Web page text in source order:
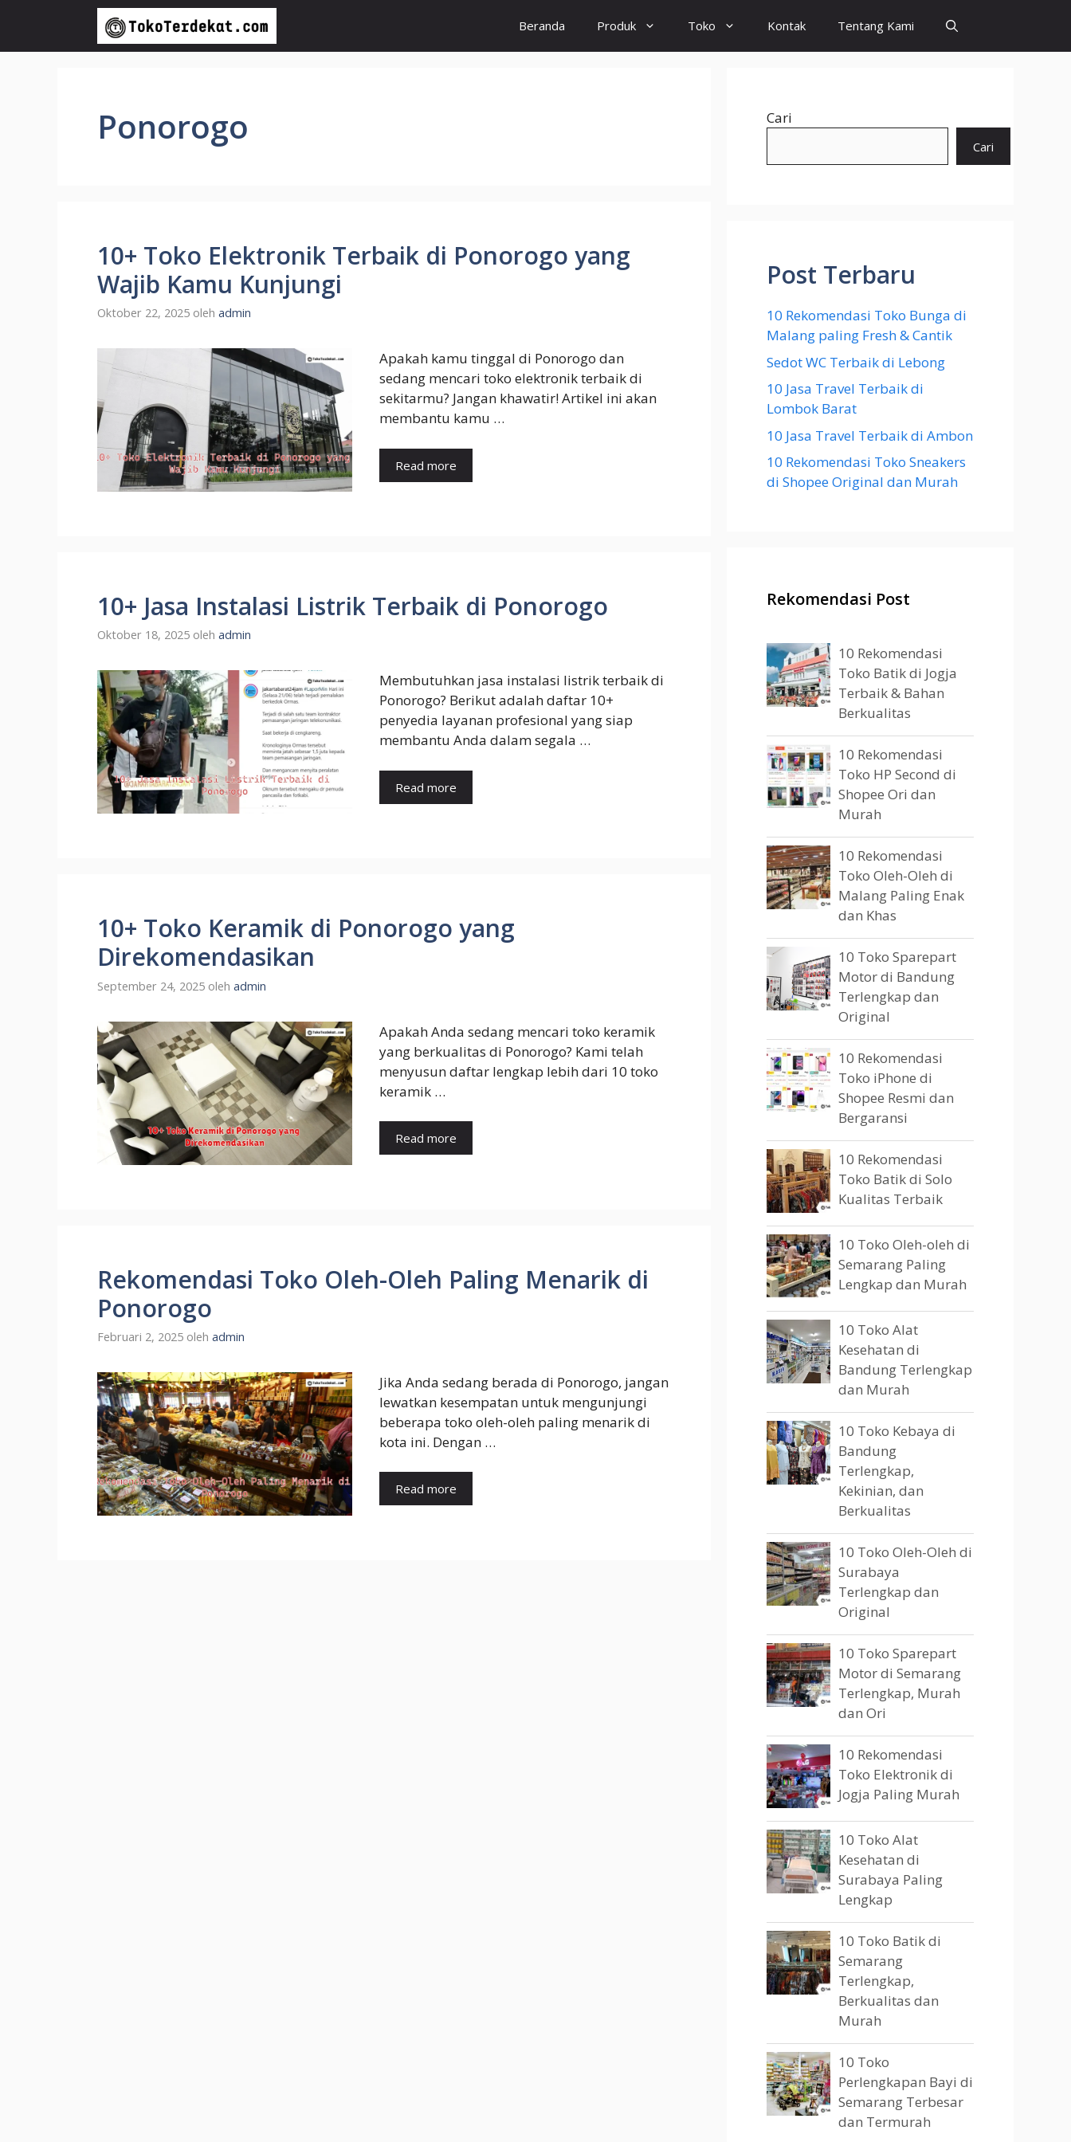
isi
Beranda Produk Toko Kontak Tentang Kami
Ponorogo
10+ Toko Elektronik Terbaik di Ponorogo yang
Wajib Kamu Kunjungi
Oktober 22, 2025 oleh admin
Apakah kamu tinggal di Ponorogo dan
sedang mencari toko elektronik terbaik di
sekitarmu? Jangan khawatir! Artikel ini akan
membantu kamu …
Read more
10+ Jasa Instalasi Listrik Terbaik di Ponorogo
Oktober 18, 2025 oleh admin
Membutuhkan jasa instalasi listrik terbaik di
Ponorogo? Berikut adalah daftar 10+
penyedia layanan profesional yang siap
membantu Anda dalam segala …
Read more
10+ Toko Keramik di Ponorogo yang
Direkomendasikan
September 24, 2025 oleh admin
Apakah Anda sedang mencari toko keramik
yang berkualitas di Ponorogo? Kami telah
menyusun daftar lengkap lebih dari 10 toko
keramik …
Read more
Rekomendasi Toko Oleh-Oleh Paling Menarik di
Ponorogo
Februari 2, 2025 oleh admin
Jika Anda sedang berada di Ponorogo, jangan
lewatkan kesempatan untuk mengunjungi
beberapa toko oleh-oleh paling menarik di
kota ini. Dengan …
Read more
Cari
Cari
Post Terbaru
10 Rekomendasi Toko Bunga di
Malang paling Fresh & Cantik
Sedot WC Terbaik di Lebong
10 Jasa Travel Terbaik di
Lombok Barat
10 Jasa Travel Terbaik di Ambon
10 Rekomendasi Toko Sneakers
di Shopee Original dan Murah
Rekomendasi Post
10 Rekomendasi
Toko Batik di Jogja
Terbaik & Bahan
Berkualitas
10 Rekomendasi
Toko HP Second di
Shopee Ori dan
Murah
10 Rekomendasi
Toko Oleh-Oleh di
Malang Paling Enak
dan Khas
10 Toko Sparepart
Motor di Bandung
Terlengkap dan
Original
10 Rekomendasi
Toko iPhone di
Shopee Resmi dan
Bergaransi
10 Rekomendasi
Toko Batik di Solo
Kualitas Terbaik
10 Toko Oleh-oleh di
Semarang Paling
Lengkap dan Murah
10 Toko Alat
Kesehatan di
Bandung Terlengkap
dan Murah
10 Toko Kebaya di
Bandung
Terlengkap,
Kekinian, dan
Berkualitas
10 Toko Oleh-Oleh di
Surabaya
Terlengkap dan
Original
10 Toko Sparepart
Motor di Semarang
Terlengkap, Murah
dan Ori
10 Rekomendasi
Toko Elektronik di
Jogja Paling Murah
10 Toko Alat
Kesehatan di
Surabaya Paling
Lengkap
10 Toko Batik di
Semarang
Terlengkap,
Berkualitas dan
Murah
10 Toko
Perlengkapan Bayi di
Semarang Terbesar
dan Termurah